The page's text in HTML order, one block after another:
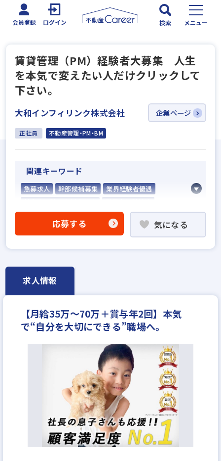
会員登録 ログイン 検索 メニュー
賃貸管理（PM）経験者大募集 人生
を本気で変えたい人だけクリックして
下さい。
大和インフィリンク株式会社 企業ページ
正社員 不動産管理・PM・BM
関連キーワード
急募求人 幹部候補募集
業界経験者優遇
固定給25万円以上
固定給35万円以上
設立5年以内
地域密着型
フレックス勤務あり
ノルマ無し
土日休みあり
完全週休2日
年間休日120日以上
月平均残業20時間以内
応募する 気になる
求人情報
【月給35万〜70万＋賞与年2回】本気
で“自分を大切にできる”職場へ。